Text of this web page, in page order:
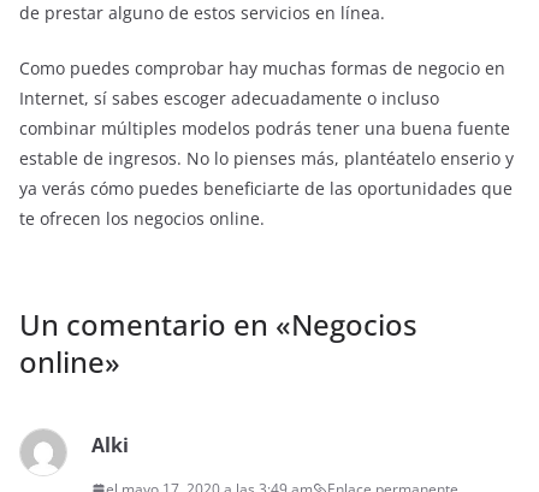
de prestar alguno de estos servicios en línea.
Como puedes comprobar hay muchas formas de negocio en
Internet, sí sabes escoger adecuadamente o incluso
combinar múltiples modelos podrás tener una buena fuente
estable de ingresos. No lo pienses más, plantéatelo enserio y
ya verás cómo puedes beneficiarte de las oportunidades que
te ofrecen los negocios online.
Un comentario en «Negocios
online»
Alki